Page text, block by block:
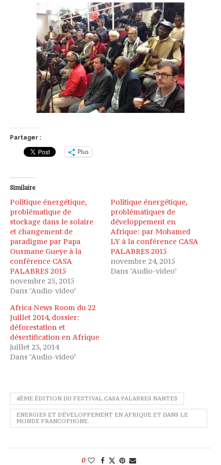
Partager :
Plus
Similaire
Politique énergétique,
problématique de
stockage dans le solaire
et changement de
paradigme par Papa
Ousmane Gueye à la
conférence CASA
PALABRES 2015
novembre 25, 2015
Dans "Audio-video"
Politique énergétique,
problématiques de
développement en
Afrique: par Mohamed
LY à la conférence CASA
PALABRES 2015
novembre 24, 2015
Dans "Audio-video"
Africa News Room du 22
Juillet 2014, dossier:
déforestation et
désertification en Afrique
juillet 23, 2014
Dans "Audio-video"
4ÈME ÉDITION DU FESTIVAL CASA PALABRES NANTES
ENERGIES ET DÉVELOPPEMENT EN AFRIQUE ET DANS LE
MONDE FRANCOPHONE.
0